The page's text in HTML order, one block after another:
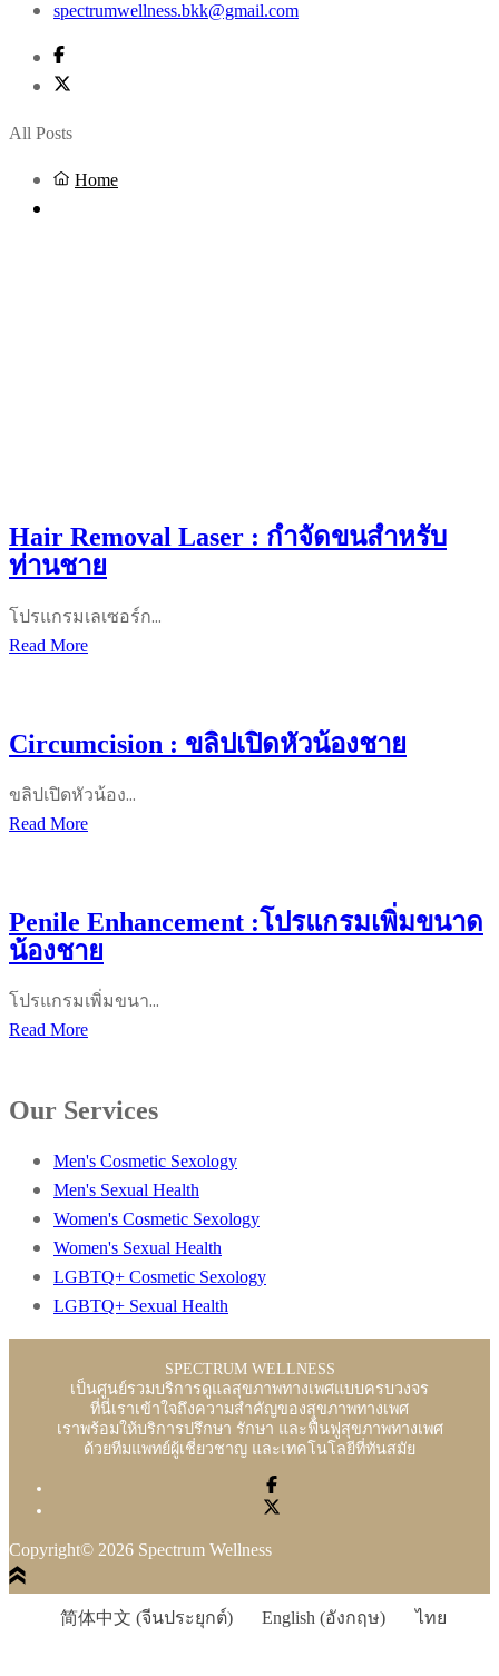
spectrumwellness.bkk@gmail.com
All Posts
Home
Hair Removal Laser : กำจัดขนสำหรับ
ท่านชาย
โปรแกรมเลเซอร์ก…
Read MoreHair
กำจัด
ขน
สำหรับ
Circumcision : ขลิปเปิดหัวน้องชาย
ขลิปเปิดหัวน้อง…
Read MoreCircumcision
ลิ
ป
เปิด
หัว
น้อง
Penile Enhancement :โปรแกรมเพิ่มขนาด
น้องชาย
โปรแกรมเพิ่มขนา…
Read MorePenile
เพิ่ม
น้อง
ชาย
Our Services
Men's Cosmetic Sexology
Men's Sexual Health
Women's Cosmetic Sexology
Women's Sexual Health
LGBTQ+ Cosmetic Sexology
LGBTQ+ Sexual Health
SPECTRUM WELLNESS
เป็นศูนย์รวมบริการดูแลสุขภาพทางเพศแบบครบวงจร
ที่นี่เราเข้าใจถึงความสำคัญของสุขภาพทางเพศ
เราพร้อมให้บริการปรึกษา รักษา และฟื้นฟูสุขภาพทางเพศ
ด้วยทีมแพทย์ผู้เชี่ยวชาญ และเทคโนโลยีที่ทันสมัย
Copyright© 2026 Spectrum Wellness
简体中文 (จีนประยุกต์) English (อังกฤษ) ไทย